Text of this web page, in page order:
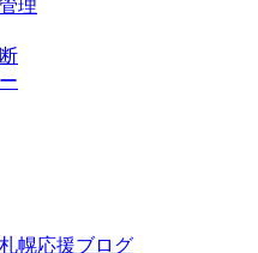
理
幌応援ブログ